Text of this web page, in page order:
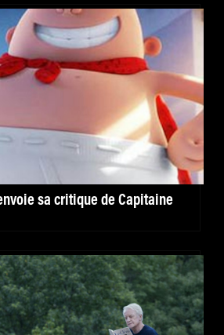
sa critique de Capitaine